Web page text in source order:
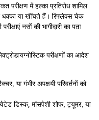
में हल्का प्रतिरोध शामिल
धक्का या खींचते हैं। रिफ्लेक्स चेक
नसों की भागीदारी का पता
परीक्षणों का आदेश
या गंभीर अपक्षयी परिवर्तनों को
डिस्क, मांसपेशी शोफ, ट्यूमर, या